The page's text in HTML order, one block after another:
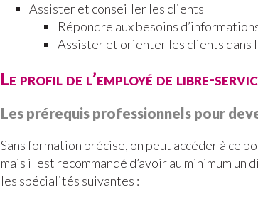
Assister et conseiller les clients
Répondre aux besoins
Assister et orienter les clients dans
Le profil de l’employé de libre-
Les prérequis professionnels pour
Sans formation précise, on peut accéder à ce
mais il est recommandé d’avoir au minimum un
les spécialités suivantes :